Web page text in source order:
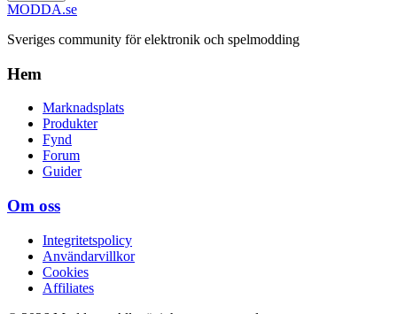
MODDA.se
Sveriges community för elektronik och spelmodding
Hem
Marknadsplats
Produkter
Fynd
Forum
Guider
Om oss
Integritetspolicy
Användarvillkor
Cookies
Affiliates